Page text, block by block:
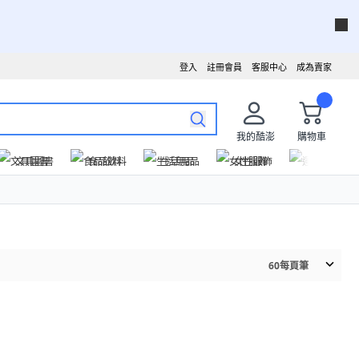
成為賣家
客服中心
註冊會員
登入
我的酷澎
購物車
文具圖書
食品飲料 生活用品 女性服飾
60每頁筆